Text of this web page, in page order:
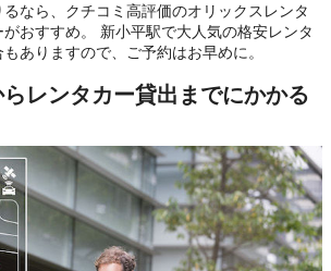
なら、クチコミ高評価のオリックスレンタ
おすすめ。 新小平駅で大人気の格安レンタ
ありますので、ご予約はお早めに。
レンタカー貸出までにかかる